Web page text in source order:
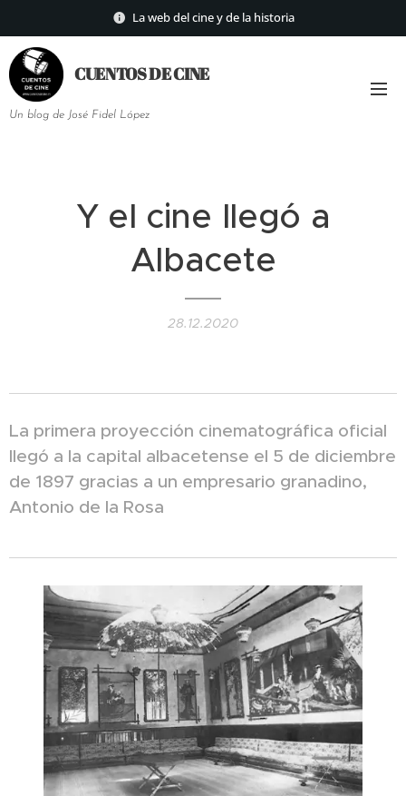
La web del cine y de la historia
CUENTOS DECINE
Un blog de José Fidel López
Y el cine llegó a
Albacete
28.12.2020
La primera proyección cinematográfica oficial
llegó a la capital albacetense el 5 de diciembre
de 1897 gracias a un empresario granadino,
Antonio de la Rosa